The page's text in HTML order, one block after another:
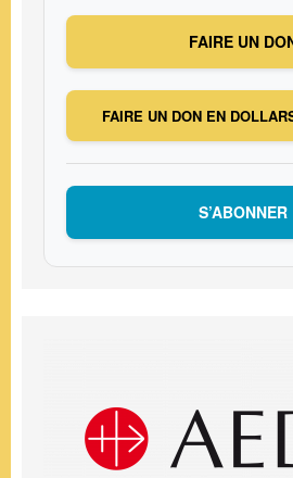
FAIRE UN
FAIRE UN DON EN
S’ABONNER